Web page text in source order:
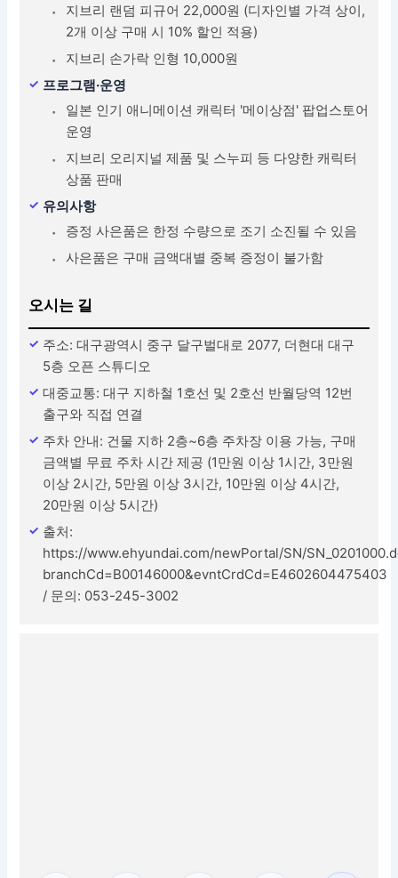
지브리 랜덤 피규어 22,000원 (디자인별 가격 상이,
2개 이상 구매 시 10% 할인 적용)
지브리 손가락 인형 10,000원
프로그램·운영
일본 인기 애니메이션 캐릭터 '메이상점' 팝업스토어
운영
지브리 오리지널 제품 및 스누피 등 다양한 캐릭터
상품 판매
유의사항
증정 사은품은 한정 수량으로 조기 소진될 수 있음
사은품은 구매 금액대별 중복 증정이 불가함
오시는 길
주소: 대구광역시 중구 달구벌대로 2077, 더현대 대구
5층 오픈 스튜디오
대중교통: 대구 지하철 1호선 및 2호선 반월당역 12번
출구와 직접 연결
주차 안내: 건물 지하 2층~6층 주차장 이용 가능, 구매
금액별 무료 주차 시간 제공 (1만원 이상 1시간, 3만원
이상 2시간, 5만원 이상 3시간, 10만원 이상 4시간,
20만원 이상 5시간)
출처:
https://www.ehyundai.com/newPortal/SN/
branchCd=B00146000&evntCrdCd=E4602604475403
/ 문의: 053-245-3002